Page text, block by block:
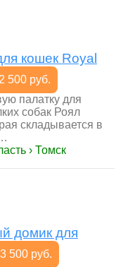
кошек Royal
2 500 руб.
палатку для
собак Роял
складывается в
› Томск
домик для
3 500 руб.